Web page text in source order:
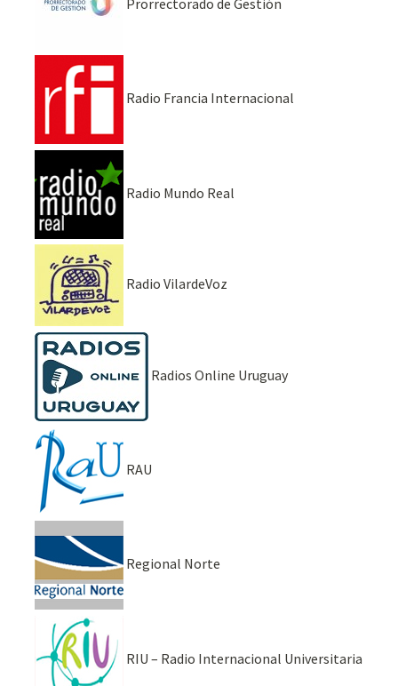
Radio Francia Internacional
Radio Mundo Real
Radio VilardeVoz
Radios Online Uruguay
RAU
Regional Norte
RIU – Radio Internacional Universitaria